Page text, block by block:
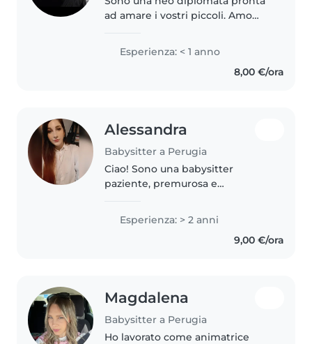
ad amare i vostri piccoli. Amo
lavoretti creativi. Sono a mio agio
con animali e aiuto compiti.
Esperienza: < 1 anno
8,00 €/ora
Alessandra
Babysitter a Perugia
Ciao! Sono una babysitter
paziente, premurosa e
esperienza con bambini della
scuola materna, elementari e
adolescenti. Ho fatto anche per
Esperienza: > 2 anni
9,00 €/ora
Magdalena
Babysitter a Perugia
Ho lavorato come animatrice